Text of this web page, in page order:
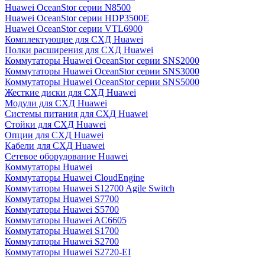
Huawei OceanStor серии N8500
Huawei OceanStor серии HDP3500E
Huawei OceanStor серии VTL6900
Комплектующие для СХД Huawei
Полки расширения для СХД Huawei
Коммутаторы Huawei OceanStor серии SNS2000
Коммутаторы Huawei OceanStor серии SNS3000
Коммутаторы Huawei OceanStor серии SNS5000
Жесткие диски для СХД Huawei
Модули для СХД Huawei
Системы питания для СХД Huawei
Стойки для СХД Huawei
Опции для СХД Huawei
Кабели для СХД Huawei
Сетевое оборудование Huawei
Коммутаторы Huawei
Коммутаторы Huawei CloudEngine
Коммутаторы Huawei S12700 Agile Switch
Коммутаторы Huawei S7700
Коммутаторы Huawei S5700
Коммутаторы Huawei AC6605
Коммутаторы Huawei S1700
Коммутаторы Huawei S2700
Коммутаторы Huawei S2720-EI